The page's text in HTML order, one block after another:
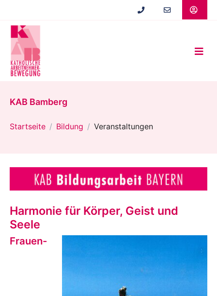
springen
KAB Bamberg
Startseite Bildung Veranstaltungen
Harmonie für Körper, Geist und
Seele
Frauen-